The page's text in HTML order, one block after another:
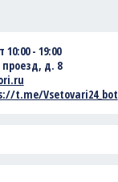
10:00 - 19:00
д. 8
t.me/Vsetovari24_bot